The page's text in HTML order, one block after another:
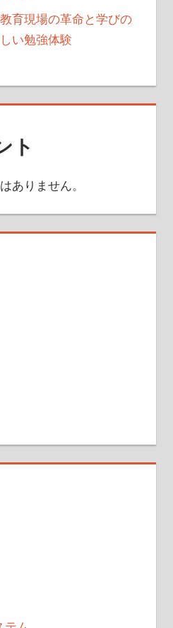
育現場の革命と学びの
い勉強体験
ト
ありません。